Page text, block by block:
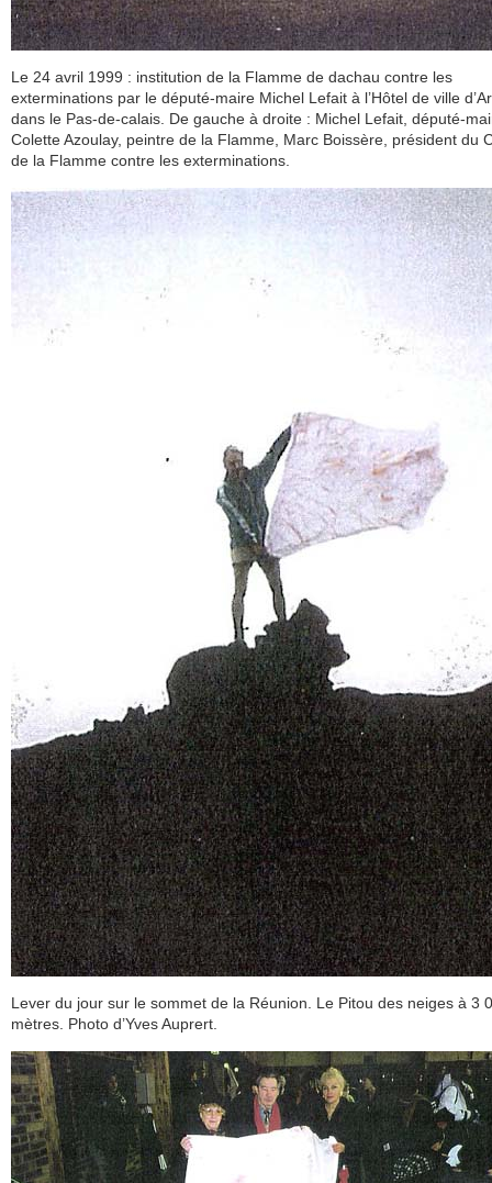
Le 24 avril 1999 : institution de la Flamme de dachau contre les
exterminations par le député-maire Michel Lefait à l’Hôtel de ville
dans le Pas-de-calais. De gauche à droite : Michel Lefait, député-
Colette Azoulay, peintre de la Flamme, Marc Boissère, président du
de la Flamme contre les exterminations.
Lever du jour sur le sommet de la Réunion. Le Pitou des neiges à 3
mètres. Photo d’Yves Auprert.